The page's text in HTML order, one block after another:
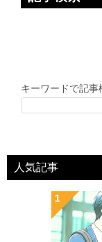
キーワードで記事
人気記事